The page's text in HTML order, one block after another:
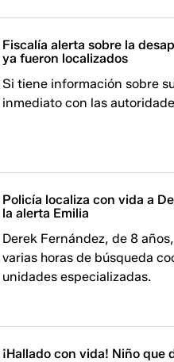
Fiscalía alerta sobre la
ya fueron localizados
Si tiene información sobre
inmediato con las
Policía localiza con vida a
la alerta Emilia
Derek Fernández, de 8
varias horas de búsqueda
unidades especializadas.
¡Hallado con vida! Niño que